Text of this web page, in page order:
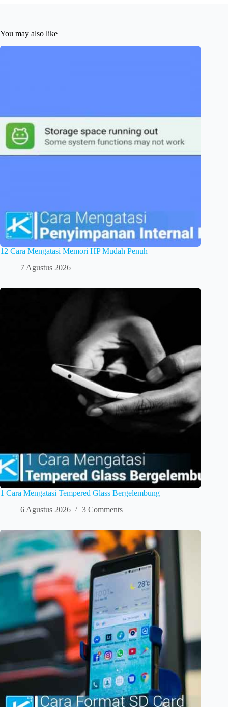
You may also like
12 Cara Mengatasi Memori HP Mudah Penuh
7 Agustus 2026
1 Cara Mengatasi Tempered Glass Bergelembung
6 Agustus 2026
3 Comments